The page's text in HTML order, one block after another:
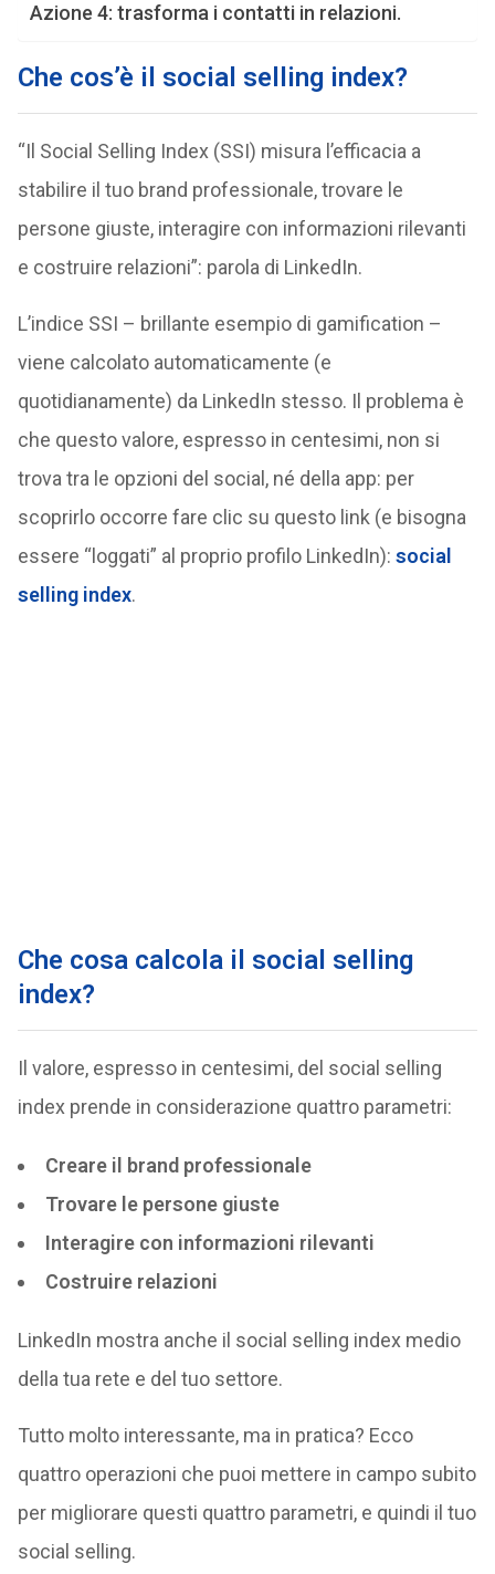
Azione 4: trasforma i contatti in relazioni.
Che cos’è il social selling index?
“Il Social Selling Index (SSI) misura l’efficacia a
stabilire il tuo brand professionale, trovare le
persone giuste, interagire con informazioni rilevanti
e costruire relazioni”: parola di LinkedIn.
L’indice SSI – brillante esempio di gamification –
viene calcolato automaticamente (e
quotidianamente) da LinkedIn stesso. Il problema è
che questo valore, espresso in centesimi, non si
trova tra le opzioni del social, né della app: per
scoprirlo occorre fare clic su questo link (e bisogna
essere “loggati” al proprio profilo LinkedIn): social
selling index.
Che cosa calcola il social selling
index?
Il valore, espresso in centesimi, del social selling
index prende in considerazione quattro parametri:
Creare il brand professionale
Trovare le persone giuste
Interagire con informazioni rilevanti
Costruire relazioni
LinkedIn mostra anche il social selling index medio
della tua rete e del tuo settore.
Tutto molto interessante, ma in pratica? Ecco
quattro operazioni che puoi mettere in campo subito
per migliorare questi quattro parametri, e quindi il tuo
social selling.